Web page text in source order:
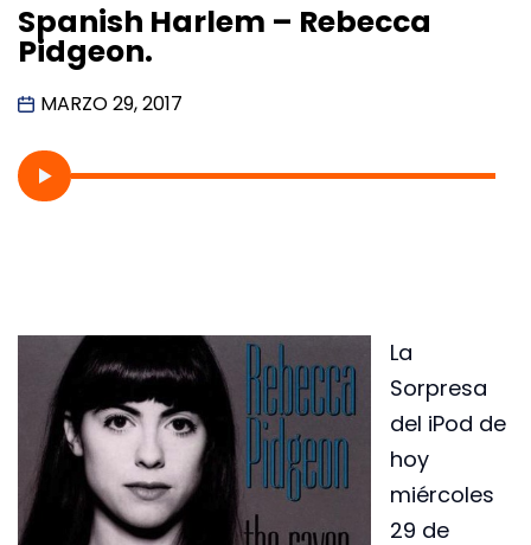
Spanish Harlem – Rebecca
Pidgeon.
MARZO 29, 2017
La
Sorpresa
del iPod de
hoy
miércoles
29 de